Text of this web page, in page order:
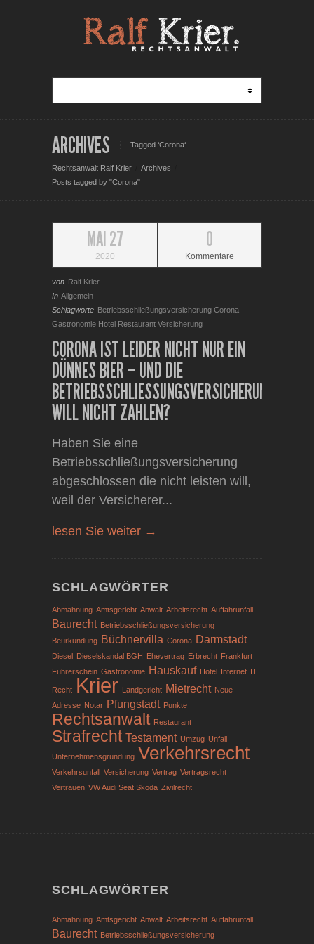
ARCHIVES Tagged ‘Corona‘
Rechtsanwalt Ralf Krier
Archives
Posts tagged by "Corona"
MAI 27
2020
0
Kommentare
von Ralf Krier
In Allgemein
Schlagworte Betriebsschließungsversicherung Corona
Gastronomie Hotel Restaurant Versicherung
CORONA IST LEIDER NICHT NUR EIN
DÜNNES BIER – UND DIE
BETRIEBSSCHLIESSUNGSVERSICHERUNG W
ILL NICHT ZAHLEN?
Haben Sie eine
Betriebsschließungsversicherung
abgeschlossen die nicht leisten will,
weil der Versicherer...
lesen Sie weiter →
SCHLAGWÖRTER
Abmahnung Amtsgericht Anwalt Arbeitsrecht Auffahrunfall
Baurecht Betriebsschließungsversicherung
Beurkundung Büchnervilla Corona Darmstadt
Diesel Dieselskandal BGH Ehevertrag Erbrecht Frankfurt
Führerschein Gastronomie Hauskauf Hotel Internet IT
Recht Krier Landgericht Mietrecht Neue
Adresse Notar Pfungstadt Punkte
Rechtsanwalt Restaurant
Strafrecht Testament Umzug Unfall
Unternehmensgründung Verkehrsrecht
Verkehrsunfall Versicherung Vertrag Vertragsrecht
Vertrauen VW Audi Seat Skoda Zivilrecht
SCHLAGWÖRTER
Abmahnung Amtsgericht Anwalt Arbeitsrecht Auffahrunfall
Baurecht Betriebsschließungsversicherung